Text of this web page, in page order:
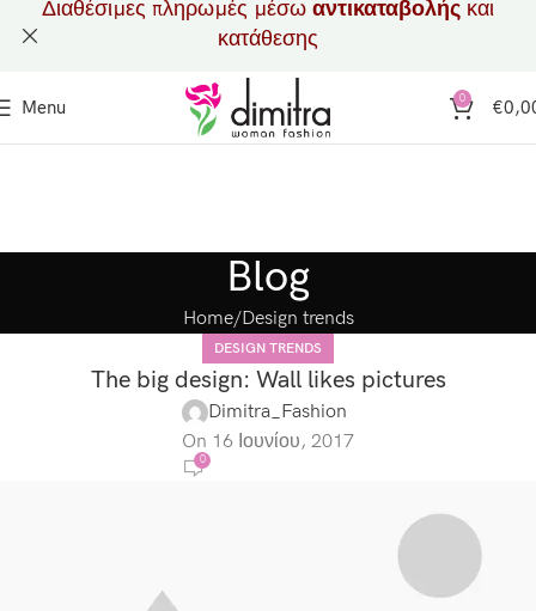
Menu 0 €
Blog
Home Design trends
DESIGN TRENDS
The big design: Wall likes pictures
Dimitra_Fashion
On 16 Ιουνίου, 2017
0
Διαθέσιμες πληρωμές μέσω αντικαταβολής και
κατάθεσης